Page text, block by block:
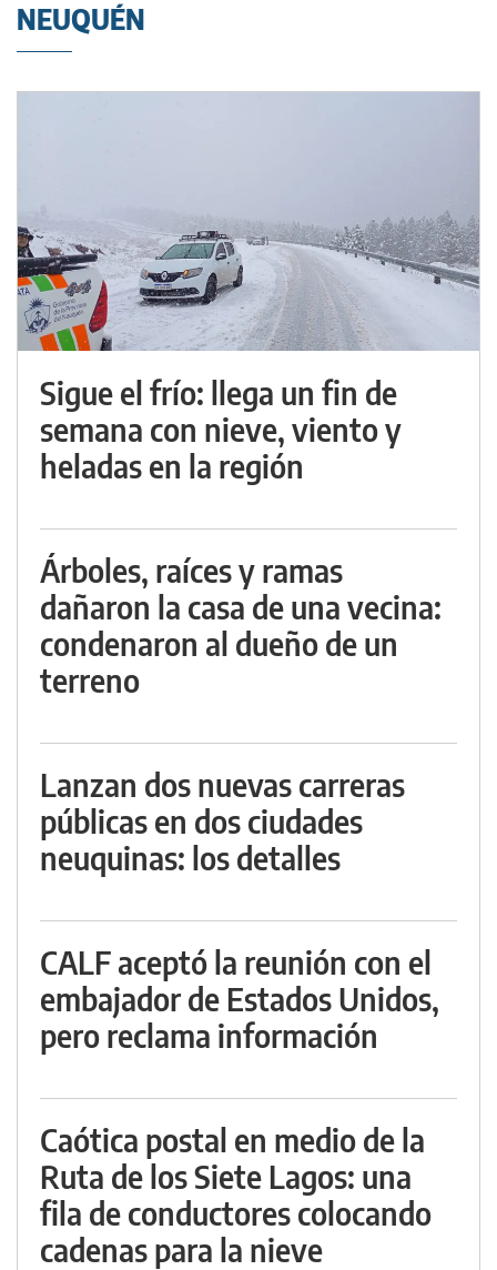
NEUQUÉN
Sigue el frío: llega un fin de
semana con nieve, viento y
heladas en la región
Árboles, raíces y ramas
dañaron la casa de una vecina:
condenaron al dueño de un
terreno
Lanzan dos nuevas carreras
públicas en dos ciudades
neuquinas: los detalles
CALF aceptó la reunión con el
embajador de Estados Unidos,
pero reclama información
Caótica postal en medio de la
Ruta de los Siete Lagos: una
fila de conductores colocando
cadenas para la nieve